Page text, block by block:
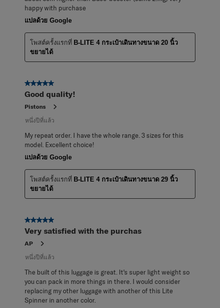
happy with purchase
แปลด้วย Google
โพสต์ครั้งแรกที่ B-LITE 4 กระเป๋าเดินทางขนาด 20 นิ้ว
ขยายได้
5 จาก 5 ดาว
Good quality!
Pistons
หนึ่งปีที่แล้ว
My repeat order. I have the whole range. 3 sizes for this
model. Excellent choice!
แปลด้วย Google
โพสต์ครั้งแรกที่ B-LITE 4 กระเป๋าเดินทางขนาด 29 นิ้ว
ขยายได้
5 จาก 5 ดาว
Very satisfied with the purchas
AP
หนึ่งปีที่แล้ว
The built of this luggage is great. It's super light weight so
you can pack in more things in there. I would consider
replacing my other luggage with another of this Lite
Spinner in another color.